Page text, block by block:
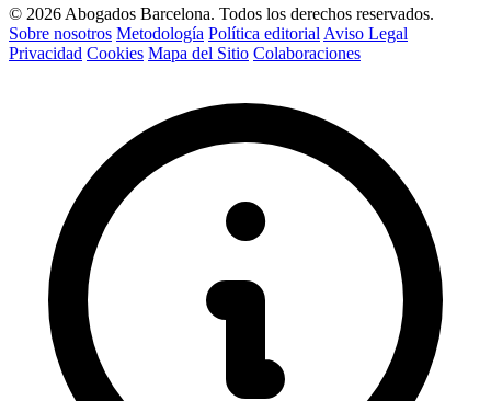
© 2026 Abogados Barcelona. Todos los derechos reservados.
Sobre nosotros Metodología Política editorial Aviso Legal
Privacidad Cookies Mapa del Sitio Colaboraciones